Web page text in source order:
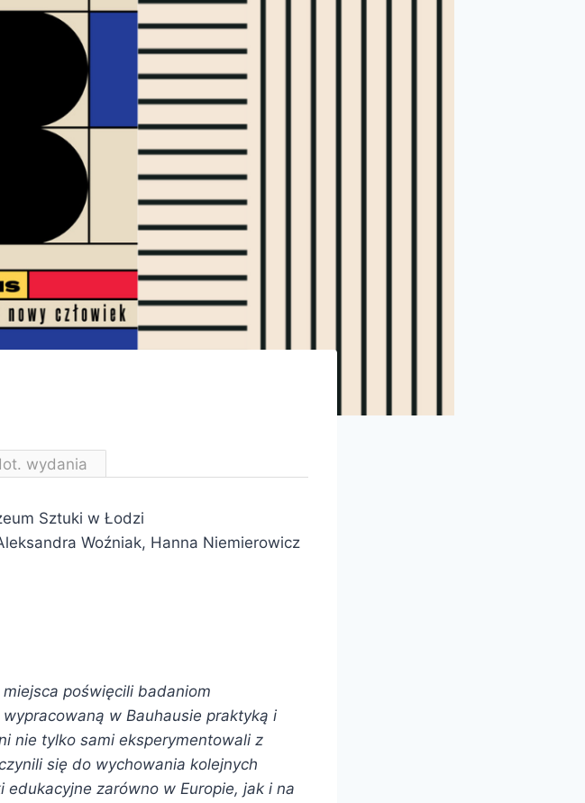
wydania
Sztuki w Łodzi
Woźniak, Hanna Niemierowicz
poświęcili badaniom
w Bauhausie praktyką i
nie tylko sami eksperymentowali z
się do wychowania kolejnych
zarówno w Europie, jak i na